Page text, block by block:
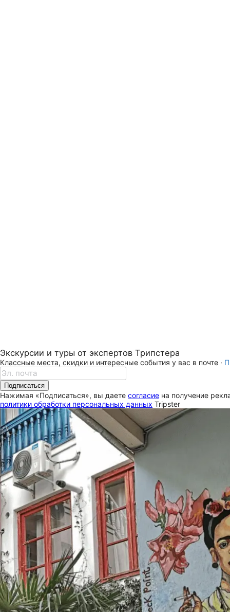
Экскурсии и туры от экспертов Трипстера
Классные места, скидки и интересные события у вас в почте ·
Подписаться
Нажимая «Подписаться», вы даете согласие на получение
политики обработки персональных данных Tripster